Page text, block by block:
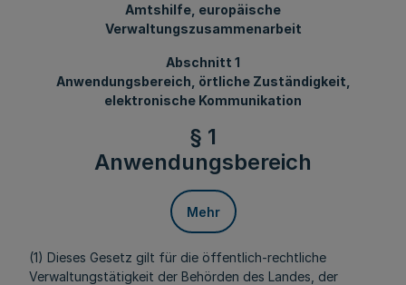
Amtshilfe, europäische
Verwaltungszusammenarbeit
Abschnitt 1
Anwendungsbereich, örtliche Zuständigkeit,
elektronische Kommunikation
§ 1
Anwendungsbereich
Mehr
(1) Dieses Gesetz gilt für die öffentlich-rechtliche
Verwaltungstätigkeit der Behörden des Landes, der